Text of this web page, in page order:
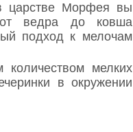
царстве Морфея вы
от ведра до ковша
подход к мелочам
количеством мелких
в окружении